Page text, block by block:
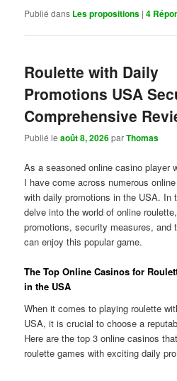
Publié dans Les propositions |4
Roulette with Daily
Promotions USA
Comprehensive
Publié leaoût 8, 2026parThomas
As a seasoned online casino player
I have come across numerous
with daily promotions in the USA. In
delve into the world of online
promotions, security measures, and
can enjoy this popular game.
The Top Online Casinos for
in the USA
When it comes to playing roulette
USA, it is crucial to choose a
Here are the top 3 online casinos
roulette games with exciting daily